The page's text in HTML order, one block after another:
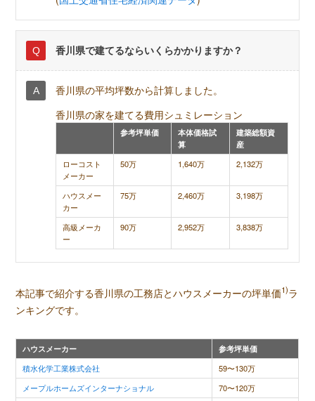
香川県で建てるならいくらかかりますか？
香川県の平均坪数から計算しました。
香川県の家を建てる費用シュミレーション
参考坪単価
本体価格試
算
建築総額資
産
ローコスト
メーカー
50万 1,640万 2,132万
ハウスメー
カー
75万 2,460万 3,198万
高級メーカ
ー
90万 2,952万 3,838万
本記事で紹介する香川県の工務店とハウスメーカーの坪単価1)ラ
ンキングです。
ハウスメーカー
参考坪単価
積水化学工業株式会社
59〜130万
メープルホームズインターナショナル
70〜120万